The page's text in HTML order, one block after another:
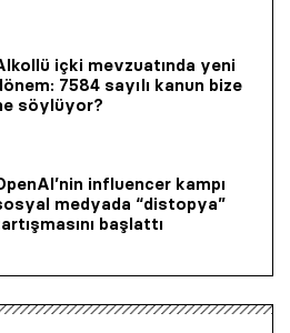
içki mevzuatında yeni
7584 sayılı kanun bize
söylüyor?
influencer kampı
medyada “distopya”
başlattı